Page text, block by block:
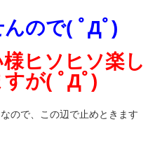
ので( ﾟДﾟ)
ヒソヒソ楽し
が( ﾟДﾟ)
ので、この辺で止めときます